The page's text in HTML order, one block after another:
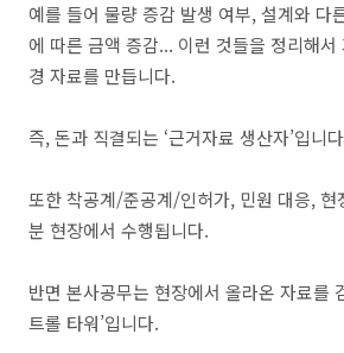
예를 들어 물량 증감 발생 여부, 설계와 다
에 따른 금액 증감... 이런 것들을 정리해서
경 자료를 만듭니다.
즉, 돈과 직결되는 ‘근거자료 생산자’입니
또한 착공계/준공계/인허가, 민원 대응, 현
분 현장에서 수행됩니다.
반면 본사공무는 현장에서 올라온 자료를
트롤 타워’입니다.